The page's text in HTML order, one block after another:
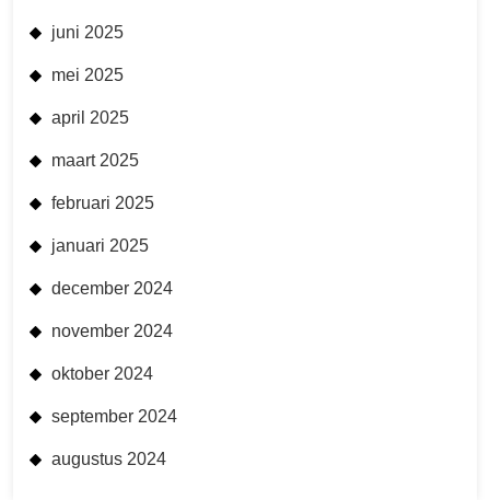
juni 2025
mei 2025
april 2025
maart 2025
februari 2025
januari 2025
december 2024
november 2024
oktober 2024
september 2024
augustus 2024